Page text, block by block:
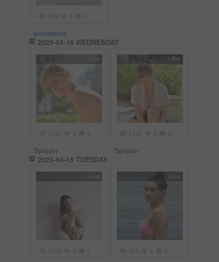
536
panamera
2025-04-16 WEDNESDAY
1 éve
1191 6
Spajzer
1 éve
1130
Spajzer
2025-04-15 TUESDAY
1 éve
1305 5
1 éve
783